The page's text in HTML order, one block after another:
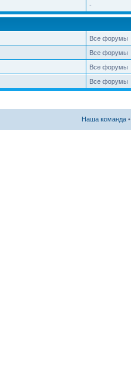
-
Все форумы
Все форумы
Все форумы
Все форумы
Наша команда •